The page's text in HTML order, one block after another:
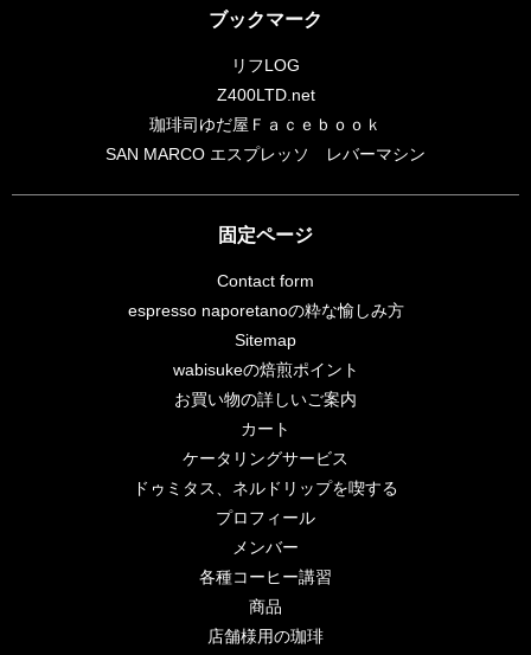
ブックマーク
リフLOG
Z400LTD.net
珈琲司ゆだ屋Ｆａｃｅｂｏｏｋ
SAN MARCO エスプレッソ レバーマシン
固定ページ
Contact form
espresso naporetanoの粋な愉しみ方
Sitemap
wabisukeの焙煎ポイント
お買い物の詳しいご案内
カート
ケータリングサービス
ドゥミタス、ネルドリップを喫する
プロフィール
メンバー
各種コーヒー講習
商品
店舗様用の珈琲